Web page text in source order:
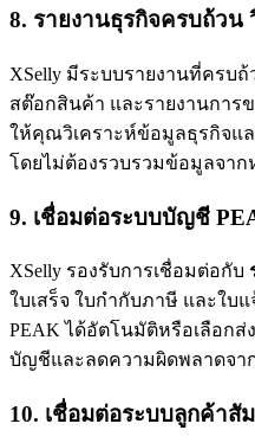
8. รายงานธุรกิจครบถ้วน
XSelly มีระบบรายงานที่ครบ
สต๊อกสินค้า และรายงานการ
ให้คุณวิเคราะห์ข้อมูลธุรกิจแ
โดยไม่ต้องรวบรวมข้อมูลจาก
9. เชื่อมต่อระบบบัญชี
XSelly รองรับการเชื่อมต่อกับ
ใบเสร็จ ใบกำกับภาษี และใบ
PEAK ได้อัตโนมัติหรือเลือกส่
บัญชีและลดความผิดพลาดจา
10. เชื่อมต่อระบบลูกค้าสั